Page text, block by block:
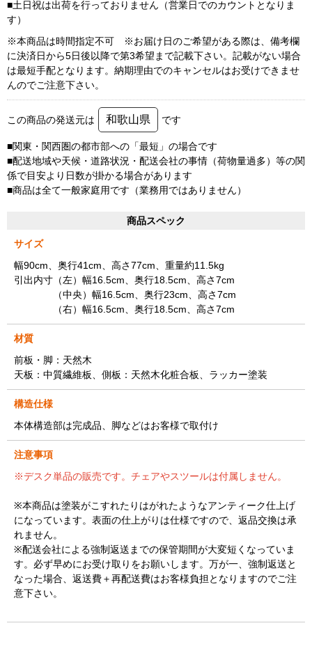
■土日祝は出荷を行っておりません（営業日でのカウントとなりま
す）
※本商品は時間指定不可 ※お届け日のご希望がある際は、備考欄
に決済日から5日後以降で第3希望まで記載下さい。記載がない場合
は最短手配となります。納期理由でのキャンセルはお受けできませ
んのでご注意下さい。
この商品の発送元は 和歌山県 です
■関東・関西圏の都市部への「最短」の場合です
■配送地域や天候・道路状況・配送会社の事情（荷物量過多）等の関
係で目安より日数が掛かる場合があります
■商品は全て一般家庭用です（業務用ではありません）
商品スペック
サイズ
幅90cm、奥行41cm、高さ77cm、重量約11.5kg
引出内寸（左）幅16.5cm、奥行18.5cm、高さ7cm
（中央）幅16.5cm、奥行23cm、高さ7cm
（右）幅16.5cm、奥行18.5cm、高さ7cm
材質
前板・脚：天然木
天板：中質繊維板、側板：天然木化粧合板、ラッカー塗装
構造仕様
本体構造部は完成品、脚などはお客様で取付け
注意事項
※デスク単品の販売です。チェアやスツールは付属しません。
※本商品は塗装がこすれたりはがれたようなアンティーク仕上げ
になっています。表面の仕上がりは仕様ですので、返品交換は承
れません。
※配送会社による強制返送までの保管期間が大変短くなっていま
す。必ず早めにお受け取りをお願いします。万が一、強制返送と
なった場合、返送費＋再配送費はお客様負担となりますのでご注
意下さい。